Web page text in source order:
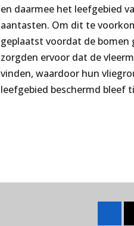
en daarmee het leefgebied
aantasten. Om dit te
geplaatst voordat de bomen
zorgden ervoor dat de
vinden, waardoor hun
leefgebied beschermd bleef